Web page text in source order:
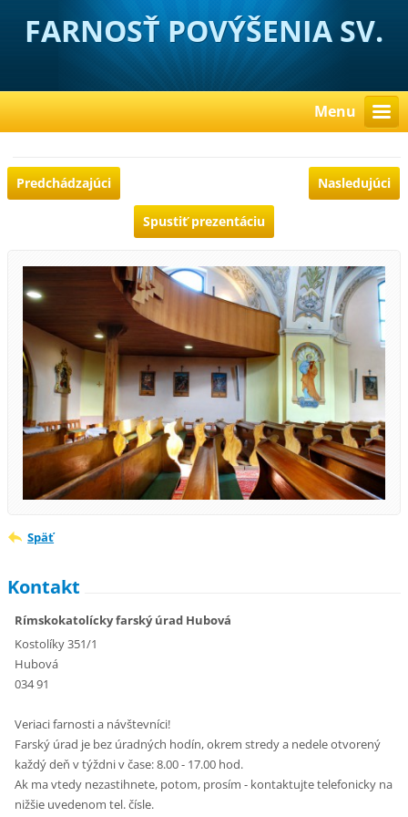
FARNOSŤ POVÝŠENIA SV.
KRÍŽA HUBOVÁ
Menu
Predchádzajúci Nasledujúci
Spustiť prezentáciu
Späť
Kontakt
Rímskokatolícky farský úrad Hubová
Kostolíky 351/1
Hubová
034 91
Veriaci farnosti a návštevníci!
Farský úrad je bez úradných hodín, okrem stredy a nedele otvorený
každý deň v týždni v čase: 8.00 - 17.00 hod.
Ak ma vtedy nezastihnete, potom, prosím - kontaktujte telefonicky na
nižšie uvedenom tel. čísle.